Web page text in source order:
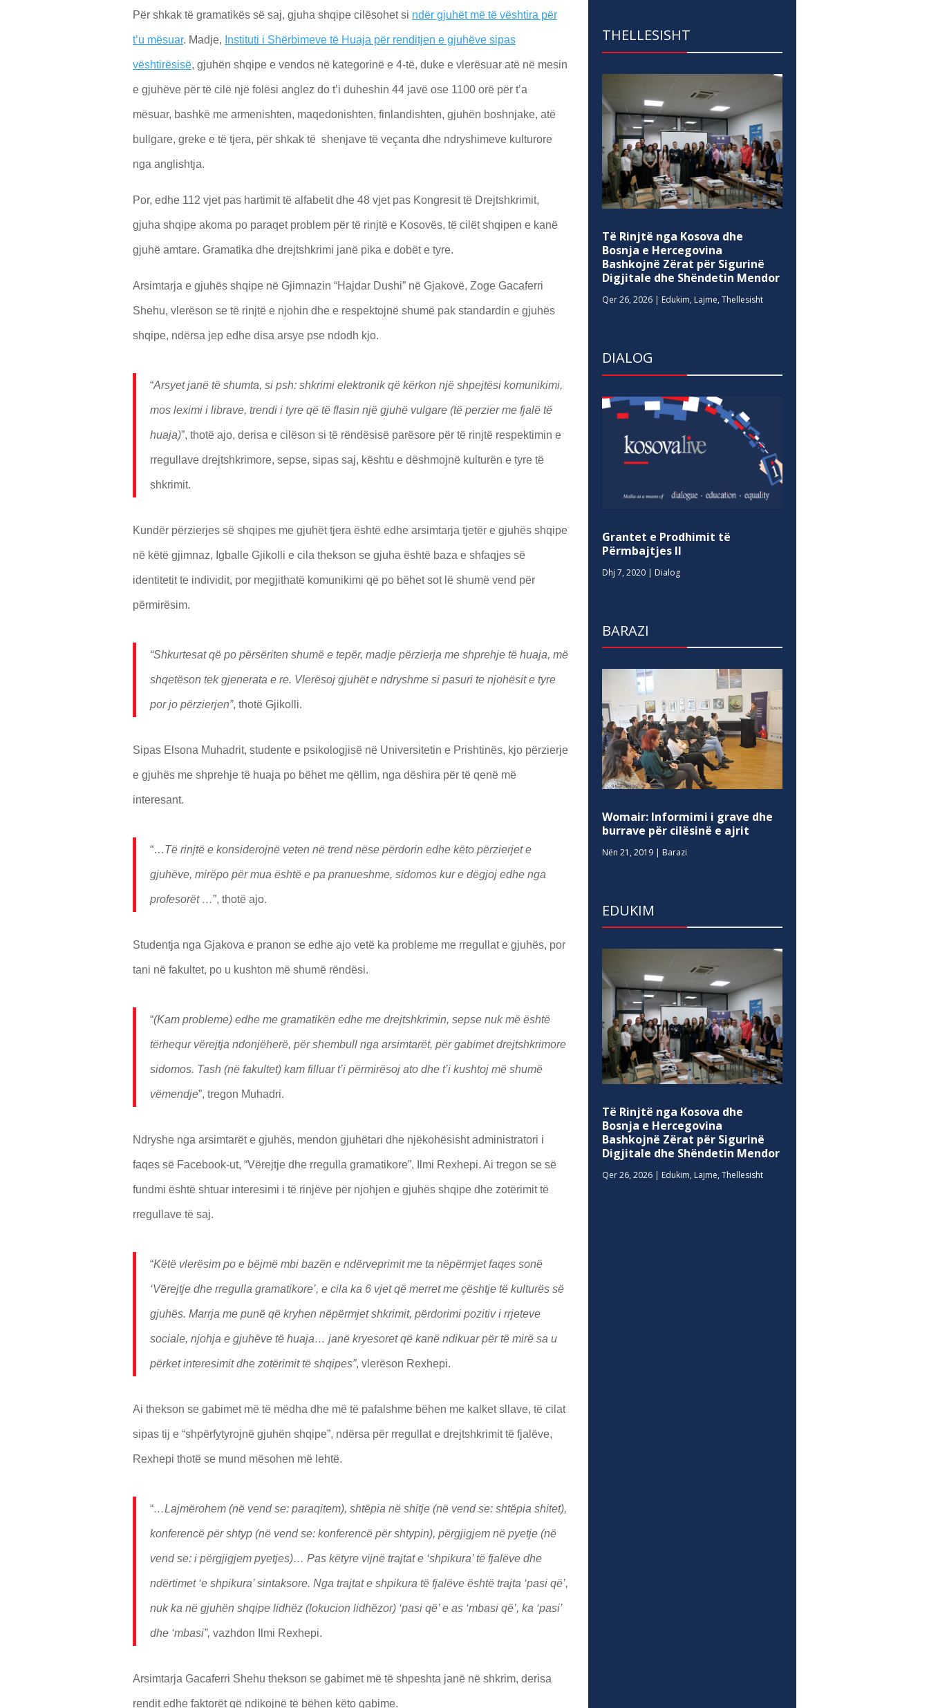
Për shkak të gramatikës së saj, gjuha shqipe cilësohet si ndër gjuhët më të vështira për
t’u mësuar. Madje, Instituti i Shërbimeve të Huaja për renditjen e gjuhëve sipas
vështirësisë, gjuhën shqipe e vendos në kategorinë e 4-të, duke e vlerësuar atë në mesin
e gjuhëve për të cilë një folësi anglez do t’i duheshin 44 javë ose 1100 orë për t’a
mësuar, bashkë me armenishten, maqedonishten, finlandishten, gjuhën boshnjake, atë
bullgare, greke e të tjera, për shkak të shenjave të veçanta dhe ndryshimeve kulturore
nga anglishtja.
Por, edhe 112 vjet pas hartimit të alfabetit dhe 48 vjet pas Kongresit të Drejtshkrimit,
gjuha shqipe akoma po paraqet problem për të rinjtë e Kosovës, të cilët shqipen e kanë
gjuhë amtare. Gramatika dhe drejtshkrimi janë pika e dobët e tyre.
Arsimtarja e gjuhës shqipe në Gjimnazin “Hajdar Dushi” në Gjakovë, Zoge Gacaferri
Shehu, vlerëson se të rinjtë e njohin dhe e respektojnë shumë pak standardin e gjuhës
shqipe, ndërsa jep edhe disa arsye pse ndodh kjo.
“Arsyet janë të shumta, si psh: shkrimi elektronik që kërkon një shpejtësi komunikimi,
mos leximi i librave, trendi i tyre që të flasin një gjuhë vulgare (të perzier me fjalë të
huaja)”, thotë ajo, derisa e cilëson si të rëndësisë parësore për të rinjtë respektimin e
rregullave drejtshkrimore, sepse, sipas saj, kështu e dëshmojnë kulturën e tyre të
shkrimit.
Kundër përzierjes së shqipes me gjuhët tjera është edhe arsimtarja tjetër e gjuhës shqipe
në këtë gjimnaz, Igballe Gjikolli e cila thekson se gjuha është baza e shfaqjes së
identitetit te individit, por megjithatë komunikimi që po bëhet sot lë shumë vend për
përmirësim.
“Shkurtesat që po përsëriten shumë e tepër, madje përzierja me shprehje të huaja, më
shqetëson tek gjenerata e re. Vlerësoj gjuhët e ndryshme si pasuri te njohësit e tyre
por jo përzierjen”, thotë Gjikolli.
Sipas Elsona Muhadrit, studente e psikologjisë në Universitetin e Prishtinës, kjo përzierje
e gjuhës me shprehje të huaja po bëhet me qëllim, nga dëshira për të qenë më
interesant.
“…Të rinjtë e konsiderojnë veten në trend nëse përdorin edhe këto përzierjet e
gjuhëve, mirëpo për mua është e pa pranueshme, sidomos kur e dëgjoj edhe nga
profesorët …”, thotë ajo.
Studentja nga Gjakova e pranon se edhe ajo vetë ka probleme me rregullat e gjuhës, por
tani në fakultet, po u kushton më shumë rëndësi.
“(Kam probleme) edhe me gramatikën edhe me drejtshkrimin, sepse nuk më është
tërhequr vërejtja ndonjëherë, për shembull nga arsimtarët, për gabimet drejtshkrimore
sidomos. Tash (në fakultet) kam filluar t’i përmirësoj ato dhe t’i kushtoj më shumë
vëmendje”, tregon Muhadri.
Ndryshe nga arsimtarët e gjuhës, mendon gjuhëtari dhe njëkohësisht administratori i
faqes së Facebook-ut, “Vërejtje dhe rregulla gramatikore”, Ilmi Rexhepi. Ai tregon se së
fundmi është shtuar interesimi i të rinjëve për njohjen e gjuhës shqipe dhe zotërimit të
rregullave të saj.
“Këtë vlerësim po e bëjmë mbi bazën e ndërveprimit me ta nëpërmjet faqes sonë
‘Vërejtje dhe rregulla gramatikore’, e cila ka 6 vjet që merret me çështje të kulturës së
gjuhës. Marrja me punë që kryhen nëpërmjet shkrimit, përdorimi pozitiv i rrjeteve
sociale, njohja e gjuhëve të huaja… janë kryesoret që kanë ndikuar për të mirë sa u
përket interesimit dhe zotërimit të shqipes”, vlerëson Rexhepi.
Ai thekson se gabimet më të mëdha dhe më të pafalshme bëhen me kalket sllave, të cilat
sipas tij e “shpërfytyrojnë gjuhën shqipe”, ndërsa për rregullat e drejtshkrimit të fjalëve,
Rexhepi thotë se mund mësohen më lehtë.
“…Lajmërohem (në vend se: paraqitem), shtëpia në shitje (në vend se: shtëpia shitet),
konferencë për shtyp (në vend se: konferencë për shtypin), përgjigjem në pyetje (në
vend se: i përgjigjem pyetjes)… Pas këtyre vijnë trajtat e ‘shpikura’ të fjalëve dhe
ndërtimet ‘e shpikura’ sintaksore. Nga trajtat e shpikura të fjalëve është trajta ‘pasi që’,
nuk ka në gjuhën shqipe lidhëz (lokucion lidhëzor) ‘pasi që’ e as ‘mbasi që’, ka ‘pasi’
dhe ‘mbasi”, vazhdon Ilmi Rexhepi.
Arsimtarja Gacaferri Shehu thekson se gabimet më të shpeshta janë në shkrim, derisa
rendit edhe faktorët që ndikojnë të bëhen këto gabime.
THELLESISHT
Të Rinjtë nga Kosova dhe
Bosnja e Hercegovina
Bashkojnë Zërat për Sigurinë
Digjitale dhe Shëndetin Mendor
Qer 26, 2026 | Edukim, Lajme,Thellesisht
DIALOG
Grantet e Prodhimit të
Përmbajtjes II
Dhj 7, 2020 | Dialog
BARAZI
Womair: Informimi i grave dhe
burrave për cilësinë e ajrit
Nën 21, 2019 | Barazi
EDUKIM
Të Rinjtë nga Kosova dhe
Bosnja e Hercegovina
Bashkojnë Zërat për Sigurinë
Digjitale dhe Shëndetin Mendor
Qer 26, 2026 | Edukim, Lajme,Thellesisht